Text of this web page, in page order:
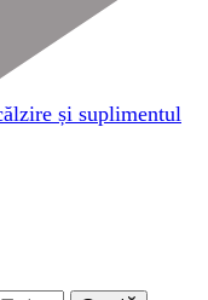
și suplimentul